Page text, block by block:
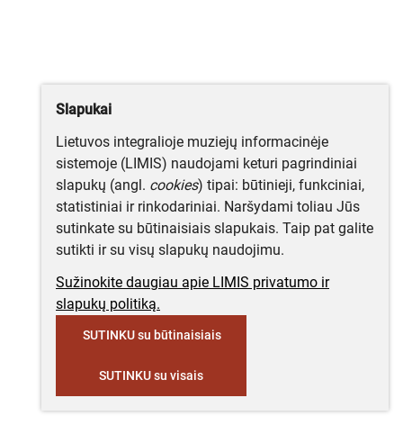
Slapukai
Lietuvos integralioje muziejų informacinėje
sistemoje (LIMIS) naudojami keturi pagrindiniai
slapukų (angl. cookies) tipai: būtinieji, funkciniai,
statistiniai ir rinkodariniai. Naršydami toliau Jūs
sutinkate su būtinaisiais slapukais. Taip pat galite
sutikti ir su visų slapukų naudojimu.
Sužinokite daugiau apie LIMIS privatumo ir
slapukų politiką.
SUTINKU su būtinaisiais
SUTINKU su visais